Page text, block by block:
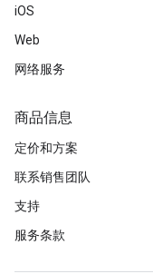
iOS
Web
网络服务
商品信息
定价和方案
联系销售团队
支持
服务条款